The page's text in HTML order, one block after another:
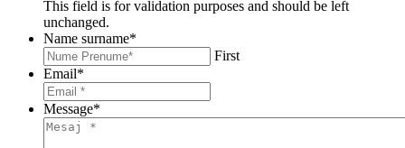
This field is for validation purposes and should be left
unchanged.
Name surname*
First
Email*
Message*